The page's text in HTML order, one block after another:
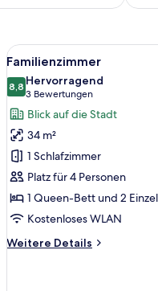
Kopfteil, einem Bett mit
Alle
Fotos
für
Familienzimmer
anzeigen
5
Familienzimmer
8,88,8 von 10
Hervorragend
3 Bewertungen
(3
Bewertungen)
Blick auf die Stadt
34 m²
1 Schlafzimmer
Platz für 4 Personen
1 Queen-Bett und 2
Kostenloses WLAN
Weitere Details
Weitere